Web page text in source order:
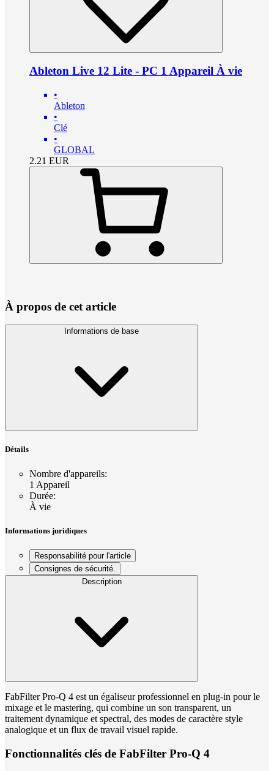
Ableton Live 12 Lite - PC 1 Appareil À vie
•
Ableton
•
Clé
•
GLOBAL
2.21 EUR
À propos de cet article
Informations de base
Détails
Nombre d'appareils:
1 Appareil
Durée:
À vie
Informations juridiques
Responsabilité pour l'article
Consignes de sécurité.
Description
FabFilter Pro-Q 4 est un égaliseur professionnel en plug-in pour le
mixage et le mastering, qui combine un son transparent, un
traitement dynamique et spectral, des modes de caractère style
analogique et un flux de travail visuel rapide.
Fonctionnalités clés de FabFilter Pro-Q 4